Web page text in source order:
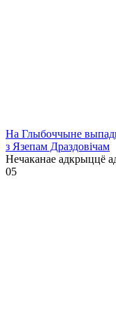
На Глыбоччыне
з Язепам Драздовічам
Нечаканае адкрыццё
05